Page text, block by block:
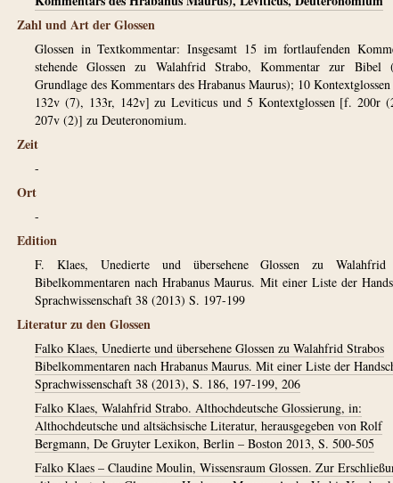
Zahl und Art der Glossen
Glossen in Textkommentar: Insgesamt 15 im fortlaufenden
stehende Glossen zu Walahfrid Strabo, Kommentar zur Bibel
Grundlage des Kommentars des Hrabanus Maurus); 10
132v (7), 133r, 142v] zu Leviticus und 5 Kontextglossen [f. 200r
207v (2)] zu Deuteronomium.
Zeit
-
Ort
-
Edition
F. Klaes, Unedierte und übersehene Glossen zu Walahfrid
Bibelkommentaren nach Hrabanus Maurus. Mit einer Liste der
Sprachwissenschaft 38 (2013) S. 197-199
Literatur zu den Glossen
Falko Klaes, Unedierte und übersehene Glossen zu Walahfrid Strabos
Bibelkommentaren nach Hrabanus Maurus. Mit einer Liste der
Sprachwissenschaft 38 (2013), S. 186, 197-199, 206
Falko Klaes, Walahfrid Strabo. Althochdeutsche Glossierung, in:
Althochdeutsche und altsächsische Literatur, herausgegeben von Rolf
Bergmann, De Gruyter Lexikon, Berlin – Boston 2013, S. 500-505
Falko Klaes – Claudine Moulin, Wissensraum Glossen. Zur